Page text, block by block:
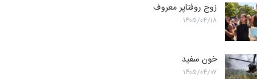
زوج روفتاپر معروف
۱۴۰۵/۰۴/۱۸
خون سفید
۱۴۰۵/۰۴/۰۷